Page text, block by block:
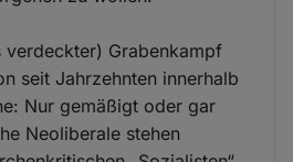
verdeckter) Grabenkampf
seit Jahrzehnten innerhalb
Nur gemäßigt oder gar
Neoliberale stehen